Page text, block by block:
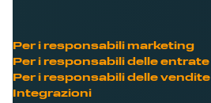
Per i responsabili marketing
Per i responsabili delle entrate
Per i responsabili delle vendite
Integrazioni